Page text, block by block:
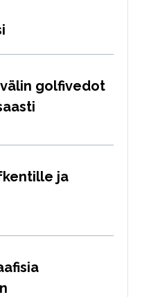
golfivedot
ja